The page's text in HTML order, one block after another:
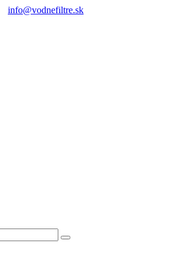
info@vodnefiltre.sk